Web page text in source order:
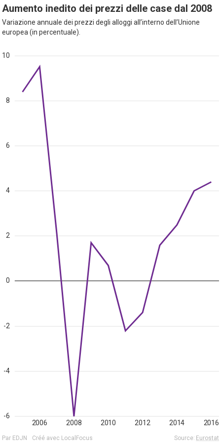
Aumento inedito dei prezzi delle case dal 2008
Variazione annuale dei prezzi degli alloggi all’interno dell’Unione
europea (in percentuale).
2016
2014
2012
2010
2008
2006
-6
-4
-2
0
2
4
6
8
10
Source: Eurostat
Créé avec LocalFocus
Par EDJN